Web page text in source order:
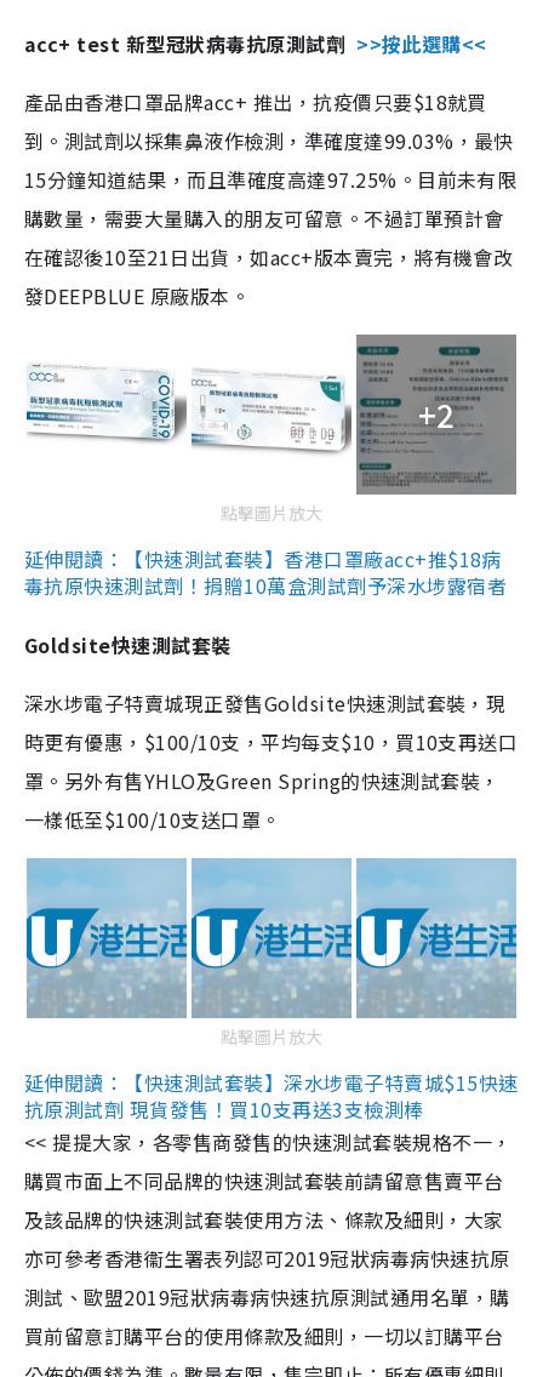
acc+ test 新型冠狀病毒抗原測試劑 >>按此選購<<
產品由香港口罩品牌acc+ 推出，抗疫價只要$18就買
到。測試劑以採集鼻液作檢測，準確度達99.03%，最快
15分鐘知道結果，而且準確度高達97.25%。目前未有限
購數量，需要大量購入的朋友可留意。不過訂單預計會
在確認後10至21日出貨，如acc+版本賣完，將有機會改
發DEEPBLUE 原廠版本。
+2
點擊圖片放大
延伸閱讀：【快速測試套裝】香港口罩廠acc+推$18病
毒抗原快速測試劑！捐贈10萬盒測試劑予深水埗露宿者
Goldsite快速測試套裝
深水埗電子特賣城現正發售Goldsite快速測試套裝，現
時更有優惠，$100/10支，平均每支$10，買10支再送口
罩。另外有售YHLO及Green Spring的快速測試套裝，
一樣低至$100/10支送口罩。
點擊圖片放大
延伸閱讀：【快速測試套裝】深水埗電子特賣城$15快速
抗原測試劑 現貨發售！買10支再送3支檢測棒
<< 提提大家，各零售商發售的快速測試套裝規格不一，
購買市面上不同品牌的快速測試套裝前請留意售賣平台
及該品牌的快速測試套裝使用方法、條款及細則，大家
亦可參考香港衞生署表列認可2019冠狀病毒病快速抗原
測試、歐盟2019冠狀病毒病快速抗原測試通用名單，購
買前留意訂購平台的使用條款及細則，一切以訂購平台